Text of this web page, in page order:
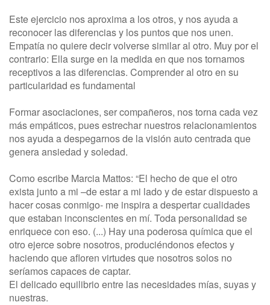
Este ejercicio nos aproxima a los otros, y nos ayuda a
reconocer las diferencias y los puntos que nos unen.
Empatía no quiere decir volverse similar al otro. Muy por el
contrario: Ella surge en la medida en que nos tornamos
receptivos a las diferencias. Comprender al otro en su
particularidad es fundamental
Formar asociaciones, ser compañeros, nos torna cada vez
más empáticos, pues estrechar nuestros relacionamientos
nos ayuda a despegarnos de la visión auto centrada que
genera ansiedad y soledad.
Como escribe Marcia Mattos: “El hecho de que el otro
exista junto a mi –de estar a mi lado y de estar dispuesto a
hacer cosas conmigo- me inspira a despertar cualidades
que estaban inconscientes en mí. Toda personalidad se
enriquece con eso. (...) Hay una poderosa química que el
otro ejerce sobre nosotros, produciéndonos efectos y
haciendo que afloren virtudes que nosotros solos no
seríamos capaces de captar.
El delicado equilibrio entre las necesidades mías, suyas y
nuestras.